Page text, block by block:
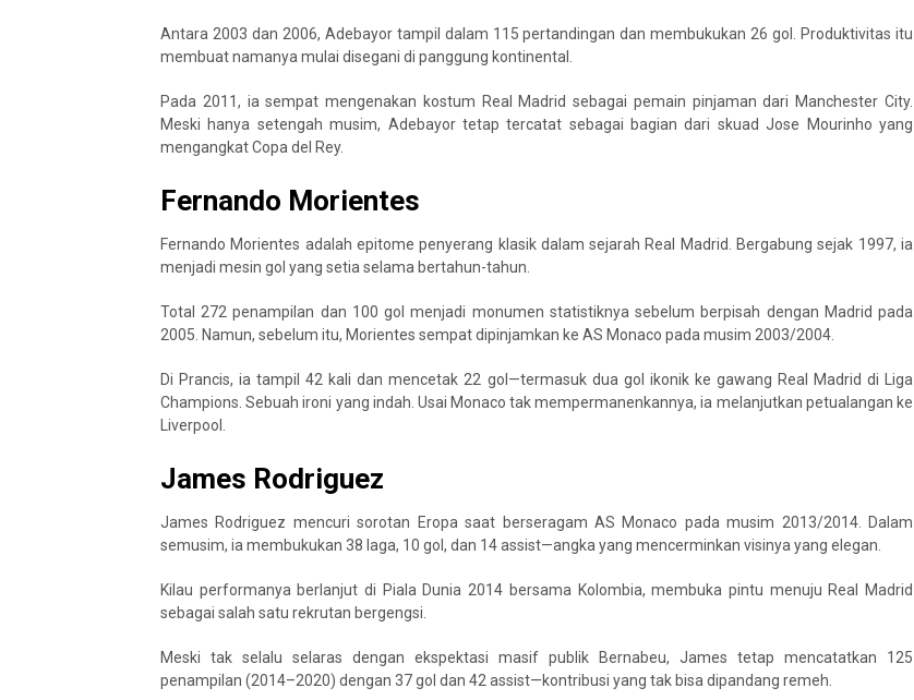
Antara 2003 dan 2006, Adebayor tampil dalam 115 pertandingan dan membukukan 26 gol. Produktivitas itu
membuat namanya mulai disegani di panggung kontinental.
Pada 2011, ia sempat mengenakan kostum Real Madrid sebagai pemain pinjaman dari Manchester City.
Meski hanya setengah musim, Adebayor tetap tercatat sebagai bagian dari skuad Jose Mourinho yang
mengangkat Copa del Rey.
Fernando Morientes
Fernando Morientes adalah epitome penyerang klasik dalam sejarah Real Madrid. Bergabung sejak 1997, ia
menjadi mesin gol yang setia selama bertahun-tahun.
Total 272 penampilan dan 100 gol menjadi monumen statistiknya sebelum berpisah dengan Madrid pada
2005. Namun, sebelum itu, Morientes sempat dipinjamkan ke AS Monaco pada musim 2003/2004.
Di Prancis, ia tampil 42 kali dan mencetak 22 gol—termasuk dua gol ikonik ke gawang Real Madrid di Liga
Champions. Sebuah ironi yang indah. Usai Monaco tak mempermanenkannya, ia melanjutkan petualangan ke
Liverpool.
James Rodriguez
James Rodriguez mencuri sorotan Eropa saat berseragam AS Monaco pada musim 2013/2014. Dalam
semusim, ia membukukan 38 laga, 10 gol, dan 14 assist—angka yang mencerminkan visinya yang elegan.
Kilau performanya berlanjut di Piala Dunia 2014 bersama Kolombia, membuka pintu menuju Real Madrid
sebagai salah satu rekrutan bergengsi.
Meski tak selalu selaras dengan ekspektasi masif publik Bernabeu, James tetap mencatatkan 125
penampilan (2014–2020) dengan 37 gol dan 42 assist—kontribusi yang tak bisa dipandang remeh.